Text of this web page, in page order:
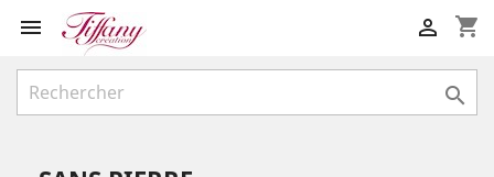
 shopping_cart

